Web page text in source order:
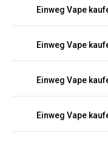
Einweg Vape
Einweg Vape
Einweg Vape
Einweg Vape